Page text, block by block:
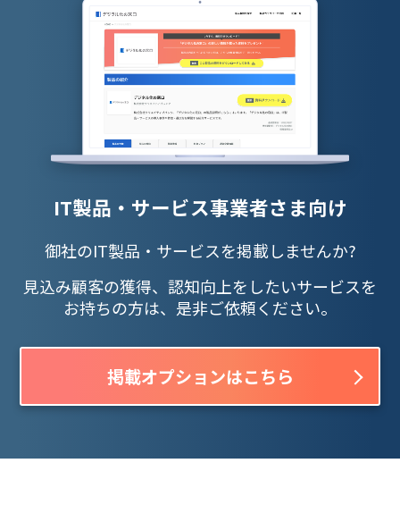
IT製品・サービス事業者さま向け
御社のIT製品・サービスを掲載しませんか?
見込み顧客の獲得、認知向上をしたいサービスを
お持ちの方は、是非ご依頼ください。
掲載オプションはこちら